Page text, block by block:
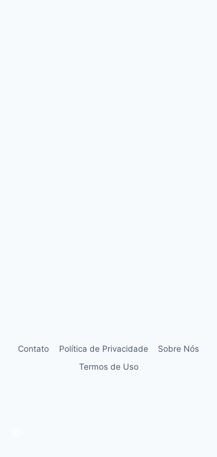
Contato Política de Privacidade
Sobre Nós
Termos de Uso